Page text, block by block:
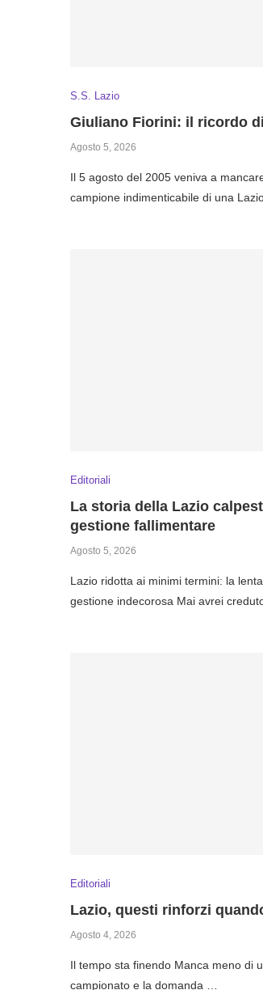
S.S. Lazio
Giuliano Fiorini: il ricordo
Agosto 5, 2026
Il 5 agosto del 2005 veniva a
campione indimenticabile di una
Editoriali
La storia della Lazio
gestione fallimentare
Agosto 5, 2026
Lazio ridotta ai minimi termini: la
gestione indecorosa Mai avrei
Editoriali
Lazio, questi rinforzi
Agosto 4, 2026
Il tempo sta finendo Manca meno di
campionato e la domanda …